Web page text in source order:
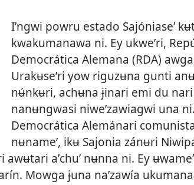
Iʼngwi powru estado Sajóniaseʼ
kwakumanawa ni. Ey ukweʼri,
Democrática Alemana (RDA)
Urakʉseʼri yow riguzʉna gunti
nʉ́nkʉri, achʉna ɉinari emi du
nanʉngwasi niweʼzawiagwi una
Democrática Alemánari
nʉnameʼ, ikʉ Sajonia zánʉri
awʉtari aʼchuʼ nʉnna ni. Ey
Mowga ɉuna naʼzawía